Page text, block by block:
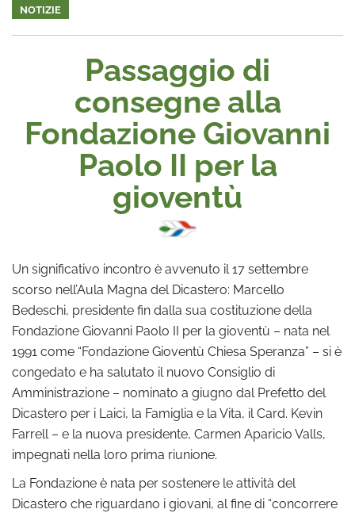
NOTIZIE
Passaggio di
consegne alla
Fondazione Giovanni
Paolo II per la
gioventù
Un significativo incontro è avvenuto il 17 settembre
scorso nell’Aula Magna del Dicastero: Marcello
Bedeschi, presidente fin dalla sua costituzione della
Fondazione Giovanni Paolo II per la gioventù – nata nel
1991 come “Fondazione Gioventù Chiesa Speranza” – si è
congedato e ha salutato il nuovo Consiglio di
Amministrazione – nominato a giugno dal Prefetto del
Dicastero per i Laici, la Famiglia e la Vita, il Card. Kevin
Farrell – e la nuova presidente, Carmen Aparicio Valls,
impegnati nella loro prima riunione.
La Fondazione è nata per sostenere le attività del
Dicastero che riguardano i giovani, al fine di “concorrere